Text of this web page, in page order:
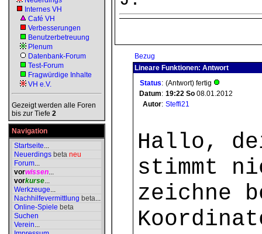
Internes VH
Café VH
Verbesserungen
Benutzerbetreuung
Plenum
Datenbank-Forum
Test-Forum
Fragwürdige Inhalte
VH e.V.
Gezeigt werden alle Foren
bis zur Tiefe 2
Navigation
Startseite...
Neuerdings beta neu
Forum...
vorwissen...
vorkurse...
Werkzeuge...
Nachhilfevermittlung beta...
Online-Spiele beta
Suchen
Verein...
Bezug
Lineare Funktionen: Antwort
Status: (Antwort) fertig
Datum: 19:22 So 08.01.2012
Autor: Steffi21
Hallo,
stimmt
zeichne